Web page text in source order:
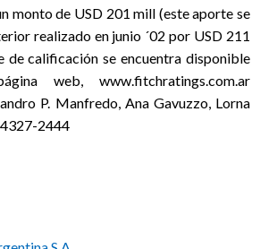
monto de USD 201 mill (este aporte se
realizado en junio ´02 por USD 211
de calificación se encuentra disponible
web, www.fitchratings.com.ar
P. Manfredo, Ana Gavuzzo, Lorna
2444